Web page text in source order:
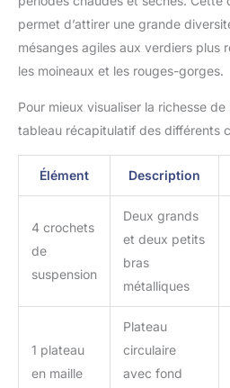
permet d’attirer une grande
mésanges agiles aux verdiers plus
les moineaux et les rouges-gorges.
Pour mieux visualiser la richesse
tableau récapitulatif des différents
Élément Description
4 crochets
de
suspension
Deux grands
et deux petits
bras
métalliques
1 plateau
en maille
Plateau
circulaire
avec fond